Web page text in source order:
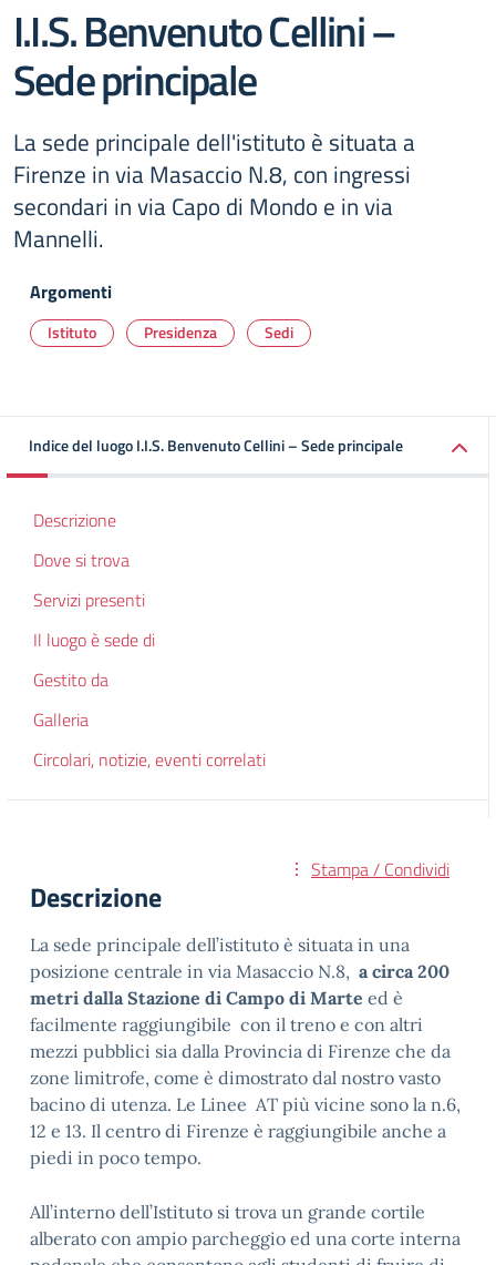
I.I.S. Benvenuto Cellini –
Sede principale
La sede principale dell'istituto è situata a
Firenze in via Masaccio N.8, con ingressi
secondari in via Capo di Mondo e in via
Mannelli.
Argomenti
Istituto Presidenza Sedi
Indice del luogo I.I.S. Benvenuto Cellini – Sede principale
Descrizione
Dove si trova
Servizi presenti
Il luogo è sede di
Gestito da
Galleria
Circolari, notizie, eventi correlati
Stampa / Condividi
Descrizione
La sede principale dell’istituto è situata in una
posizione centrale in via Masaccio N.8, a circa 200
metri dalla Stazione di Campo di Marte ed è
facilmente raggiungibile con il treno e con altri
mezzi pubblici sia dalla Provincia di Firenze che da
zone limitrofe, come è dimostrato dal nostro vasto
bacino di utenza. Le Linee AT più vicine sono la n.6,
12 e 13. Il centro di Firenze è raggiungibile anche a
piedi in poco tempo.
All’interno dell’Istituto si trova un grande cortile
alberato con ampio parcheggio ed una corte interna